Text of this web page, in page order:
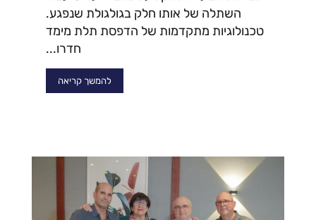
השתלה של אותו חלק בגולגולת שנפגע.
טכנולוגיות מתקדמות של הדפסת תלת מימד
חדרו...
להמשך קריאה